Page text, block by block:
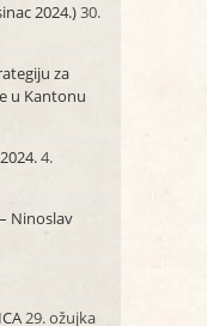
2024.)30.
za
u Kantonu
4.
Ninoslav
29. ožujka